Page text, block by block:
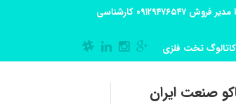
آدرس کارگاه تولیدی: تهران-شهریار کوی گلستان پلاک 55 آدرس فروشگاه:تهران شهر قدس شهرک فرزان بلوار معلم پلاک 56 شماره تماس کارگاه ۰۲۱_۴۶۸۳۵۱۸۸ تماس با مدیر فروش ۰۹۱۲۹۴۷۶۵۴۷ کارشناسی
کاتالوگ تخت فلزی
صنعت ایران